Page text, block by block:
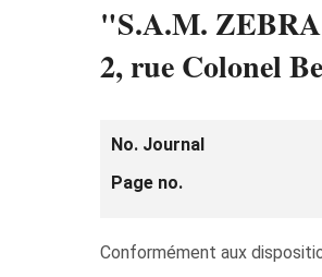
"S.A.M.
2, rue Colonel
No. Journal
Page no.
Conformément aux